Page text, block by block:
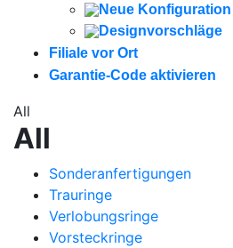
Neue Konfiguration
Designvorschläge
Filiale vor Ort
Garantie-Code aktivieren
All
All
Sonderanfertigungen
Trauringe
Verlobungsringe
Vorsteckringe